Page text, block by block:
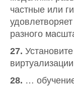
частные или
разного
27.
28. …